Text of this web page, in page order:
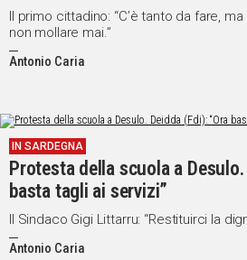
Il primo cittadino: “C’è tanto da fare,
non mollare mai.”
Antonio Caria
IN SARDEGNA
Protesta della scuola a Desulo.
basta tagli ai servizi”
Il Sindaco Gigi Littarru: “Restituirci la
Antonio Caria